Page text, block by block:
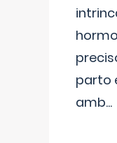
parto
amb...